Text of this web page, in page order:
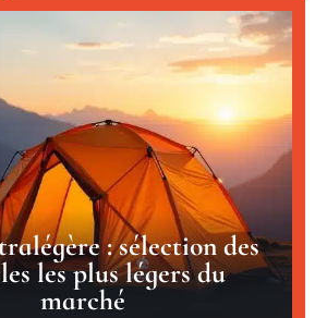
: sélection des
les plus légers du
marché